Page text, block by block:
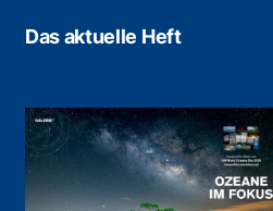
Das aktuelle Heft